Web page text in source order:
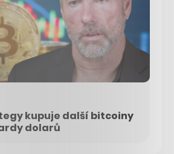
kupuje další bitcoiny
dolarů